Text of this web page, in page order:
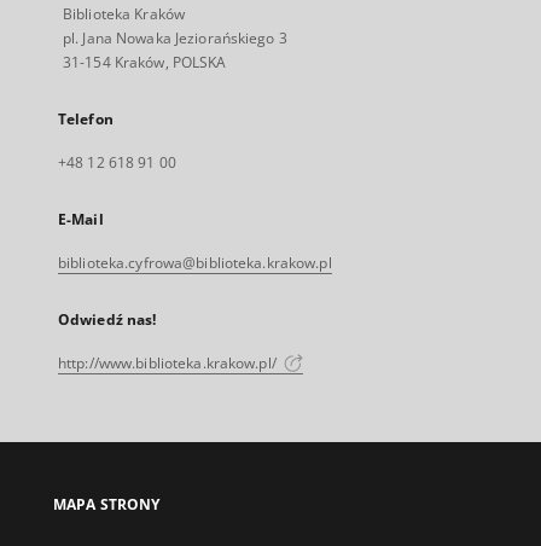
Biblioteka Kraków
pl. Jana Nowaka Jeziorańskiego 3
31-154 Kraków, POLSKA
Telefon
+48 12 618 91 00
E-Mail
biblioteka.cyfrowa@biblioteka.krakow.pl
Odwiedź nas!
http://www.biblioteka.krakow.pl/
MAPA STRONY